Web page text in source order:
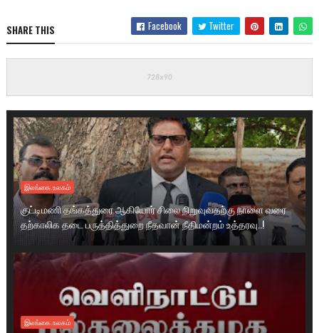
SHARE THIS Facebook Twitter
இலங்கை.உலகம்
குட்டிமணி தங்கத்துரை ஆகியோர் சிலை நிறுவுவதற்கு நாளை வரை
தற்காலிக தடை பருத்தித்துறை நீதவான் நீதிமன்றம் உத்தரவு..!
இலங்கை.உலகம்